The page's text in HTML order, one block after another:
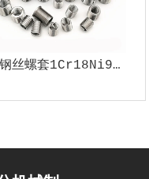
GJB钢丝螺套1Cr18Ni9Ti 材料多种型号支持定制5H 6H精度